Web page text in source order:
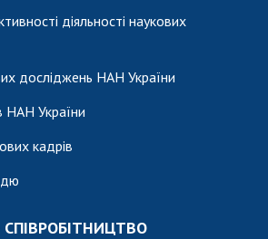
діяльності наукових
досліджень НАН України
НАН України
кадрів